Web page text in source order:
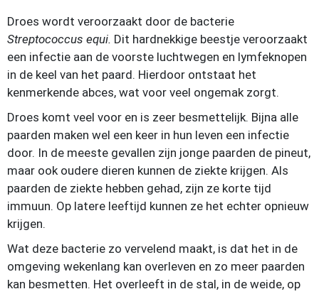
Droes wordt veroorzaakt door de bacterie
Streptococcus equi. Dit hardnekkige beestje veroorzaakt
een infectie aan de voorste luchtwegen en lymfeknopen
in de keel van het paard. Hierdoor ontstaat het
kenmerkende abces, wat voor veel ongemak zorgt.
Droes komt veel voor en is zeer besmettelijk. Bijna alle
paarden maken wel een keer in hun leven een infectie
door. In de meeste gevallen zijn jonge paarden de pineut,
maar ook oudere dieren kunnen de ziekte krijgen. Als
paarden de ziekte hebben gehad, zijn ze korte tijd
immuun. Op latere leeftijd kunnen ze het echter opnieuw
krijgen.
Wat deze bacterie zo vervelend maakt, is dat het in de
omgeving wekenlang kan overleven en zo meer paarden
kan besmetten. Het overleeft in de stal, in de weide, op